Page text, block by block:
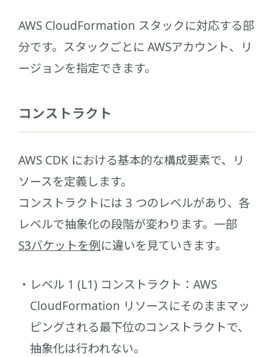
AWS CloudFormation スタックに対応する部
分です。スタックごとに AWSアカウント、リ
ージョンを指定できます。
コンストラクト
AWS CDK における基本的な構成要素で、リ
ソースを定義します。
コンストラクトには 3 つのレベルがあり、各
レベルで抽象化の段階が変わります。一部
S3バケットを例に違いを見ていきます。
レベル 1 (L1) コンストラクト：AWS
CloudFormation リソースにそのままマッ
ピングされる最下位のコンストラクトで、
抽象化は行われない。